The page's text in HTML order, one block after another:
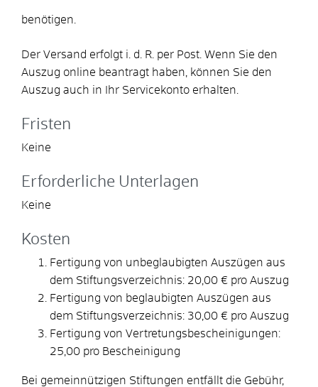
benötigen.
Der Versand erfolgt i. d. R. per Post. Wenn Sie den
Auszug online beantragt haben, können Sie den
Auszug auch in Ihr Servicekonto erhalten.
Fristen
Keine
Erforderliche Unterlagen
Keine
Kosten
Fertigung von unbeglaubigten Auszügen aus
dem Stiftungsverzeichnis: 20,00 € pro Auszug
Fertigung von beglaubigten Auszügen aus
dem Stiftungsverzeichnis: 30,00 € pro Auszug
Fertigung von Vertretungsbescheinigungen:
25,00 pro Bescheinigung
Bei gemeinnützigen Stiftungen entfällt die Gebühr,